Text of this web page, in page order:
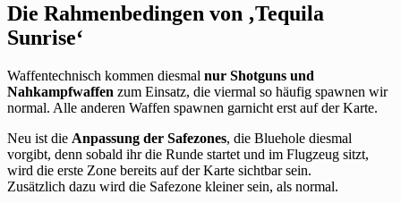
Die Rahmenbedingen von ‚Tequila
Sunrise‘
Waffentechnisch kommen diesmal nur Shotguns und
Nahkampfwaffen zum Einsatz, die viermal so häufig spawnen wir
normal. Alle anderen Waffen spawnen garnicht erst auf der Karte.
Neu ist die Anpassung der Safezones, die Bluehole diesmal
vorgibt, denn sobald ihr die Runde startet und im Flugzeug sitzt,
wird die erste Zone bereits auf der Karte sichtbar sein.
Zusätzlich dazu wird die Safezone kleiner sein, als normal.